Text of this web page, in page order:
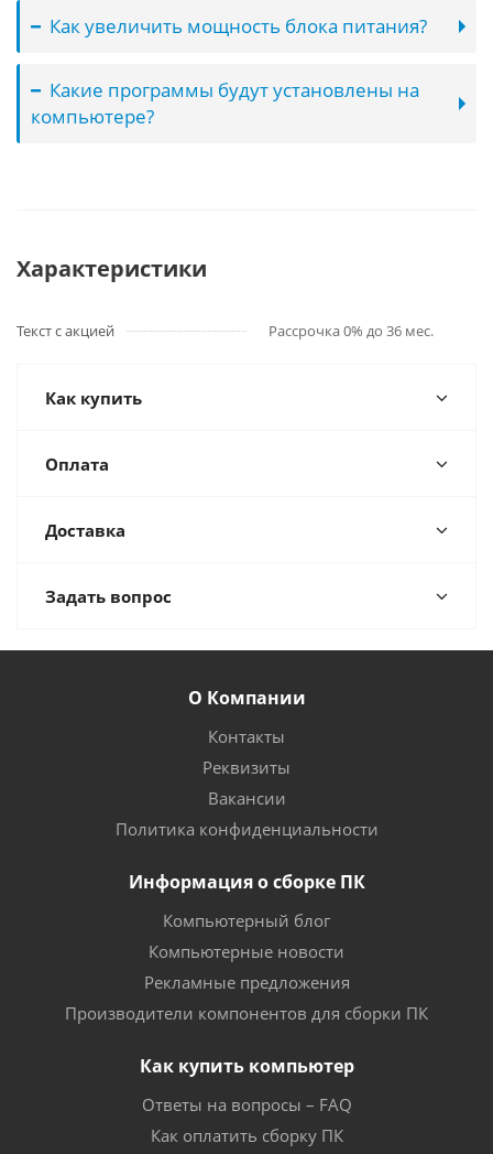
Как увеличить мощность блока питания?
Какие программы будут установлены на
компьютере?
Характеристики
Текст с акцией Рассрочка 0% до 36 мес.
Как купить
Оплата
Доставка
Задать вопрос
О Компании
Контакты
Реквизиты
Вакансии
Политика конфиденциальности
Информация о сборке ПК
Компьютерный блог
Компьютерные новости
Рекламные предложения
Производители компонентов для сборки ПК
Как купить компьютер
Ответы на вопросы – FAQ
Как оплатить сборку ПК